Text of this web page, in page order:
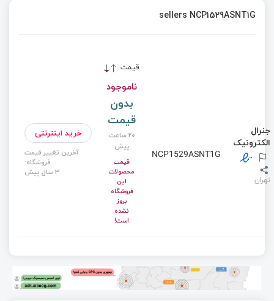
sellers NCP1529ASNT1G
قیمت
جنرال
الکترونیک
تهران
NCP1529ASNT1G
ناموجود
بدون
قیمت
20 ساعت
پیش
قیمت
محصولات
این
فروشگاه
بروز
نشده
است!
خرید اینترنتی
آخرین تغییر قیمت
فروشگاه:
3 سال پیش